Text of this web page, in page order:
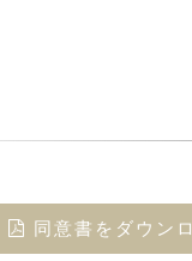
同意書をダウン